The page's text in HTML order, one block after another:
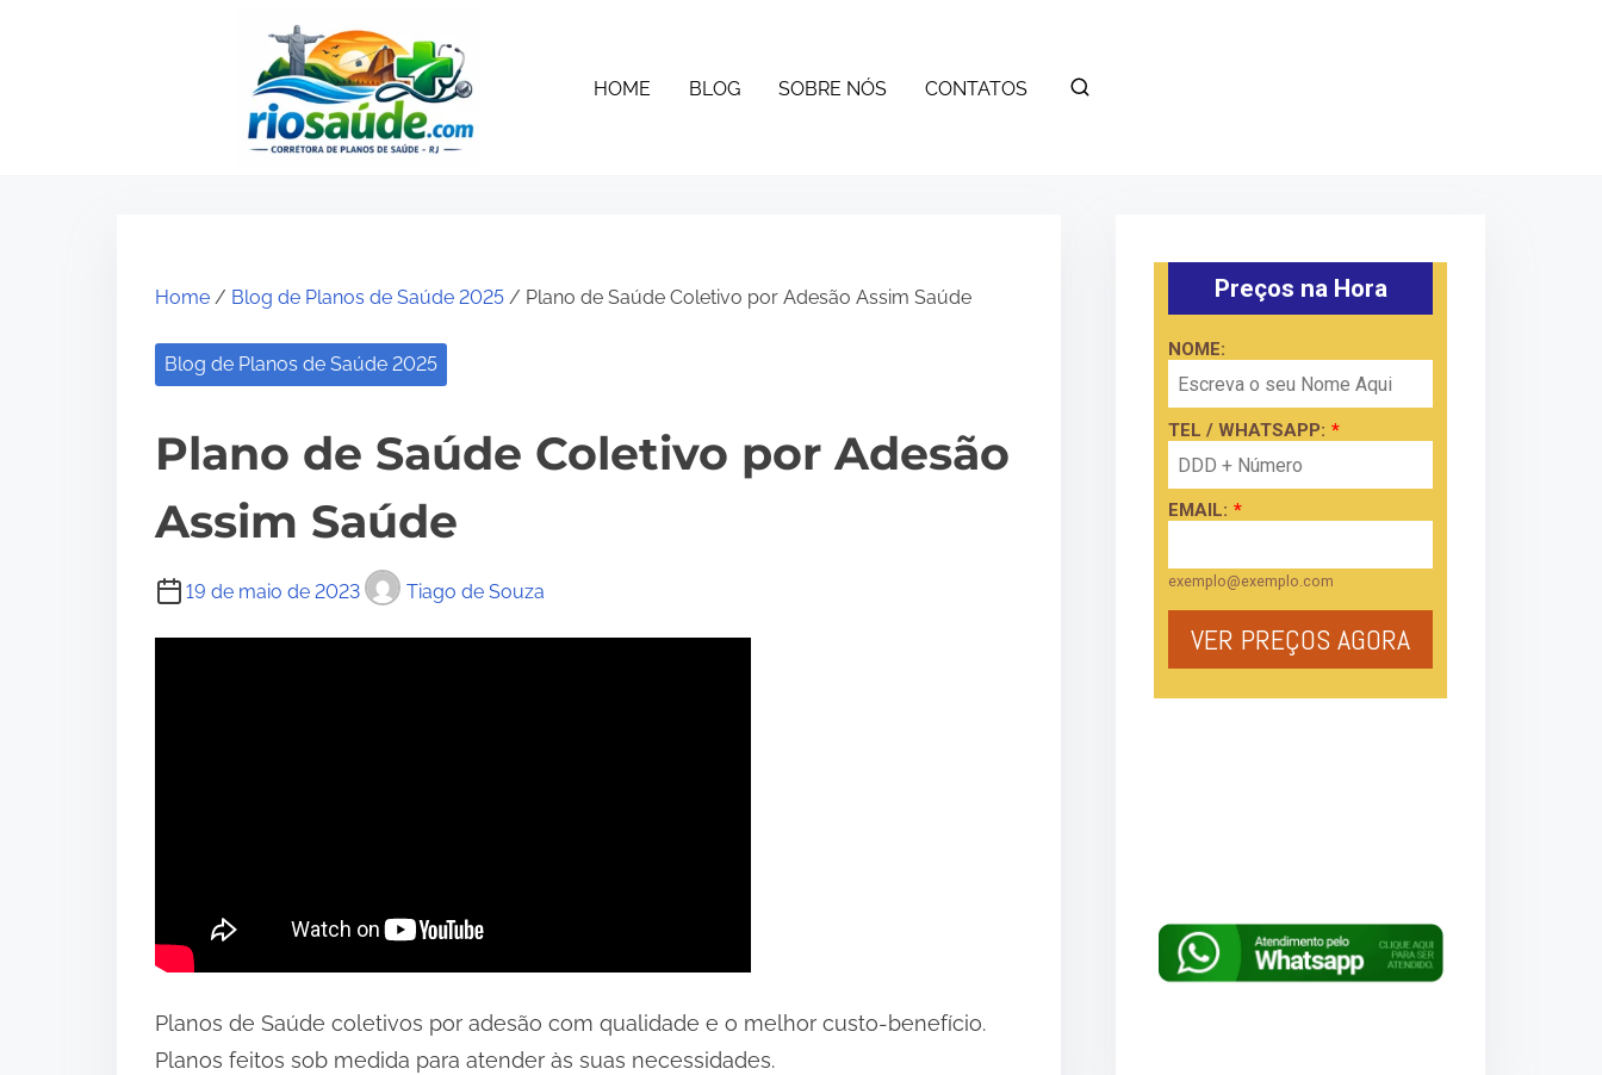
HOME BLOG SOBRE NÓS CONTATOS
Home / Blog de Planos de Saúde 2025 / Plano de Saúde Coletivo por Adesão Assim Saúde
Blog de Planos de Saúde 2025
Plano de Saúde Coletivo por Adesão
Assim Saúde
19 de maio de 2023 Tiago de Souza
Planos de Saúde coletivos por adesão com qualidade e o melhor custo-benefício.
Planos feitos sob medida para atender às suas necessidades.